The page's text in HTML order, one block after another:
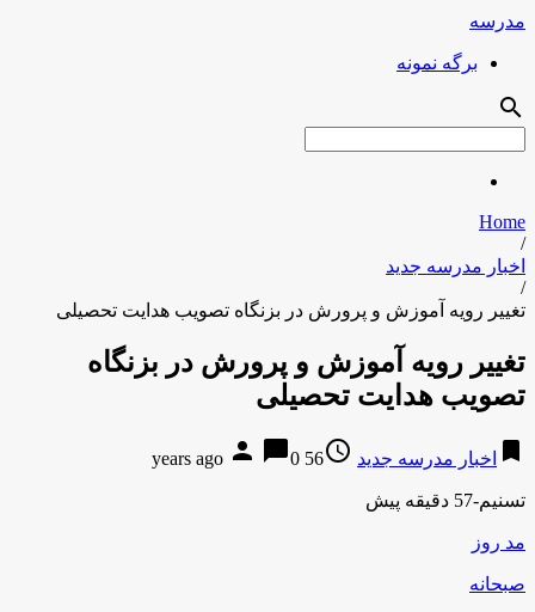
مدرسه
برگه نمونه
search
Home
/
اخبار مدرسه جدید
/
تغییر رویه آموزش و پرورش در بزنگاه تصویب هدایت تحصیلی
تغییر رویه آموزش و پرورش در بزنگاه
تصویب هدایت تحصیلی
bookmark اخبار مدرسه جدید access_time
56 years ago
person chat_bubble0
تسنیم-57 دقیقه پیش
مد روز
صبحانه